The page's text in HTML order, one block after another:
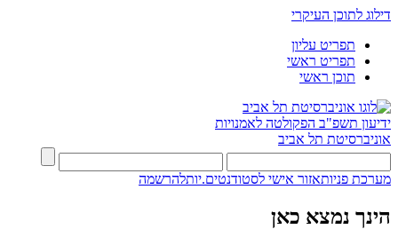
דילוג לתוכן העיקרי
תפריט עליון
תפריט ראשי
תוכן ראשי
ידיעון תשפ"ב הפקולטה לאמנויות
אוניברסיטת תל אביב
מערכת פניותאזור אישי לסטודנטים.יותלהרשמה
הינך נמצא כאן